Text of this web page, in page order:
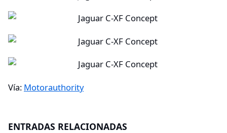
Vía: Motorauthority
ENTRADAS RELACIONADAS